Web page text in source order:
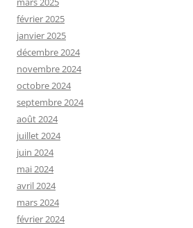
février 2025
janvier 2025
décembre 2024
novembre 2024
octobre 2024
septembre 2024
août 2024
juillet 2024
juin 2024
mai 2024
avril 2024
mars 2024
février 2024